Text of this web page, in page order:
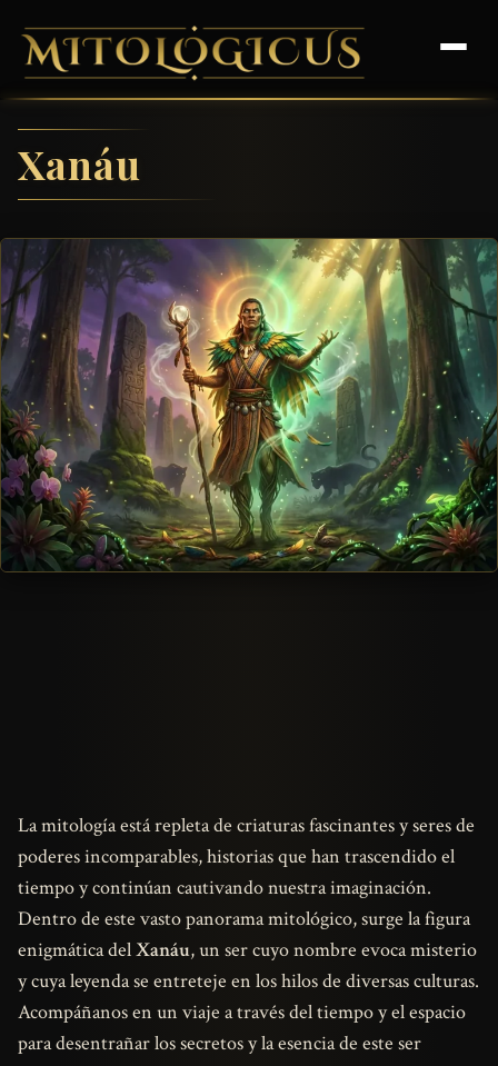
Xanáu
La mitología está repleta de criaturas fascinantes y seres de
poderes incomparables, historias que han trascendido el
tiempo y continúan cautivando nuestra imaginación.
Dentro de este vasto panorama mitológico, surge la figura
enigmática delXanáu, un ser cuyo nombre evoca misterio
y cuya leyenda se entreteje en los hilos de diversas culturas.
Acompáñanos en un viaje a través del tiempo y el espacio
para desentrañar los secretos y la esencia de este ser